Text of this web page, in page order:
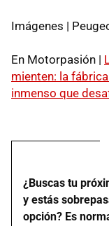
Imágenes |
En Motorpasión |
mienten: la
inmenso que
¿Buscas tu
y estás
opción? Es